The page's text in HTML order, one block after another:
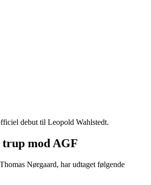
debut til Leopold Wahlstedt.
trup mod AGF
Nørgaard, har udtaget følgende